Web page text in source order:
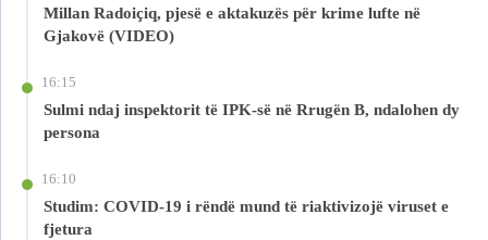
Millan Radoiçiq, pjesë e aktakuzës për krime lufte në
Gjakovë (VIDEO)
16:15
Sulmi ndaj inspektorit të IPK-së në Rrugën B, ndalohen dy
persona
16:10
Studim: COVID-19 i rëndë mund të riaktivizojë viruset e
fjetura